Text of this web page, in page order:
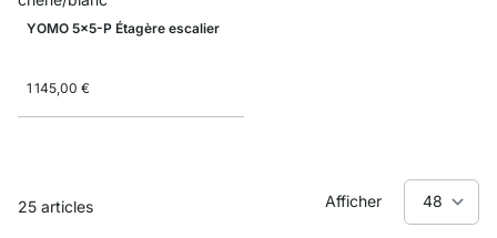
YOMO 5x5-P Étagère escalier
1 145,00 €
25 articles Afficher